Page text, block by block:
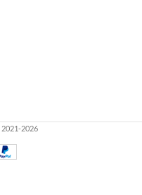
2021-2026